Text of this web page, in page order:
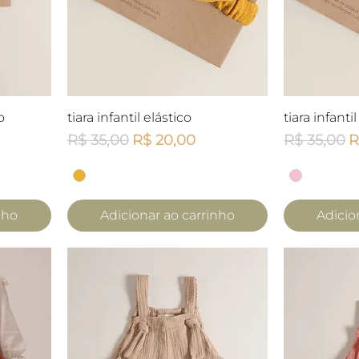
Visualização rápida
tiara infantil elástico
Preço normal
R$ 35,00 Preço promocional
R$ 20,00
Adicionar ao carrinho
tiara
Preço
R$ 35,00